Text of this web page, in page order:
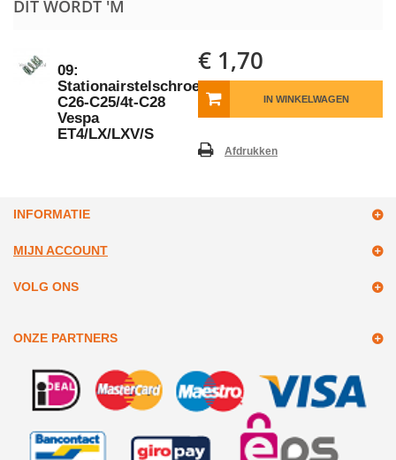
DIT WORDT 'M
09:
Stationairstelschroefveer
C26-C25/4t-C28
Vespa
ET4/LX/LXV/S
€ 1,70
IN WINKELWAGEN
Afdrukken
INFORMATIE
MIJN ACCOUNT
VOLG ONS
ONZE PARTNERS